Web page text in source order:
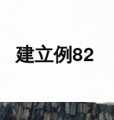
ら
い
い
お
建立例82